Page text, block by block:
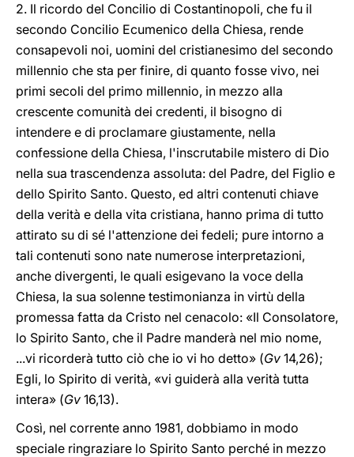
2. Il ricordo del Concilio di Costantinopoli, che fu il
secondo Concilio Ecumenico della Chiesa, rende
consapevoli noi, uomini del cristianesimo del secondo
millennio che sta per finire, di quanto fosse vivo, nei
primi secoli del primo millennio, in mezzo alla
crescente comunità dei credenti, il bisogno di
intendere e di proclamare giustamente, nella
confessione della Chiesa, l'inscrutabile mistero di Dio
nella sua trascendenza assoluta: del Padre, del Figlio e
dello Spirito Santo. Questo, ed altri contenuti chiave
della verità e della vita cristiana, hanno prima di tutto
attirato su di sé l'attenzione dei fedeli; pure intorno a
tali contenuti sono nate numerose interpretazioni,
anche divergenti, le quali esigevano la voce della
Chiesa, la sua solenne testimonianza in virtù della
promessa fatta da Cristo nel cenacolo: «Il Consolatore,
lo Spirito Santo, che il Padre manderà nel mio nome,
...vi ricorderà tutto ciò che io vi ho detto» (Gv 14,26);
Egli, lo Spirito di verità, «vi guiderà alla verità tutta
intera» (Gv 16,13).
Così, nel corrente anno 1981, dobbiamo in modo
speciale ringraziare lo Spirito Santo perché in mezzo